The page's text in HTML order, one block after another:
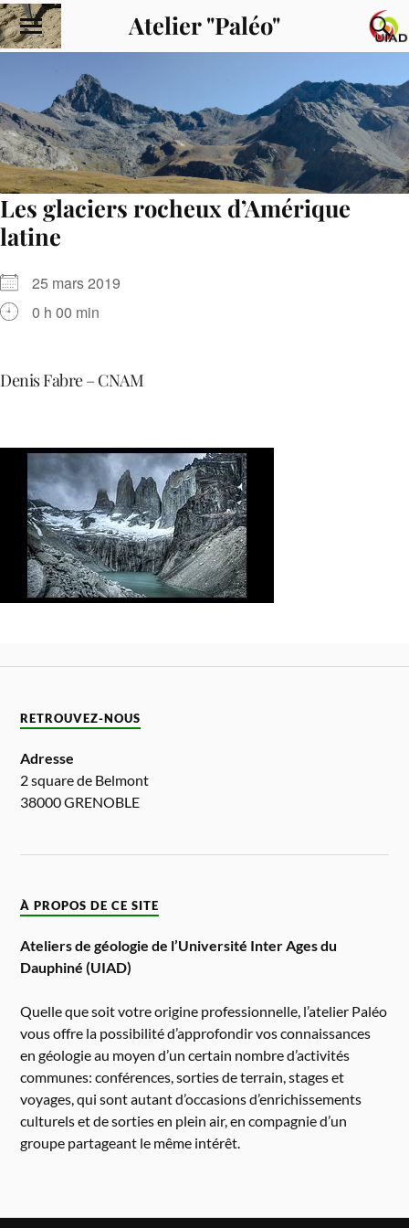
Atelier "Paléo"
Les glaciers rocheux d’Amérique
latine
25 mars 2019
0 h 00 min
Denis Fabre – CNAM
RETROUVEZ-NOUS
Adresse
2 square de Belmont
38000 GRENOBLE
À PROPOS DE CE SITE
Ateliers de géologie de l’Université Inter Ages du
Dauphiné (UIAD)
Quelle que soit votre origine professionnelle, l’atelier Paléo
vous offre la possibilité d’approfondir vos connaissances
en géologie au moyen d’un certain nombre d’activités
communes: conférences, sorties de terrain, stages et
voyages, qui sont autant d’occasions d’enrichissements
culturels et de sorties en plein air, en compagnie d’un
groupe partageant le même intérêt.